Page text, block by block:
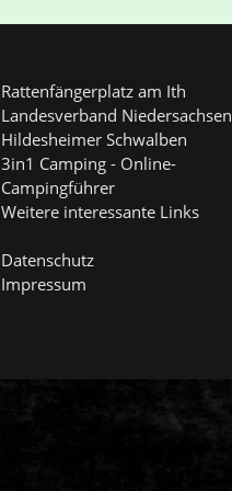
Rattenfängerplatz am Ith
Landesverband Niedersachsen
Hildesheimer Schwalben
3in1 Camping - Online-
Campingführer
Weitere interessante Links
Datenschutz
Impressum